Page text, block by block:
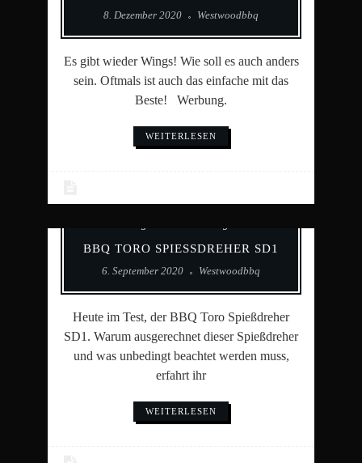
8. Dezember 2020 Westwoodbbq
Es gibt wieder Wings! Wie soll es auch anders
sein. Oftmals ist auch das einfache mit das
Beste! Werbung.
WEITERLESEN
Allgemein
Hardware
BBQ TORO SPIESSDREHER SD1
6. September 2020 Westwoodbbq
Heute im Test, der BBQ Toro Spießdreher
SD1. Warum ausgerechnet dieser Spießdreher
und was unbedingt beachtet werden muss,
erfahrt ihr
WEITERLESEN